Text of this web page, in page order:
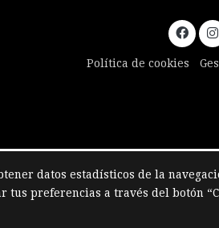
Política de cookies
datos estadísticos de la
preferencias a través del botón